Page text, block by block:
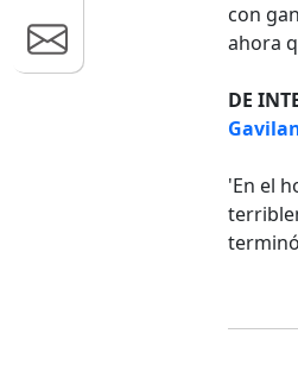
con
ahora
DE
'En el